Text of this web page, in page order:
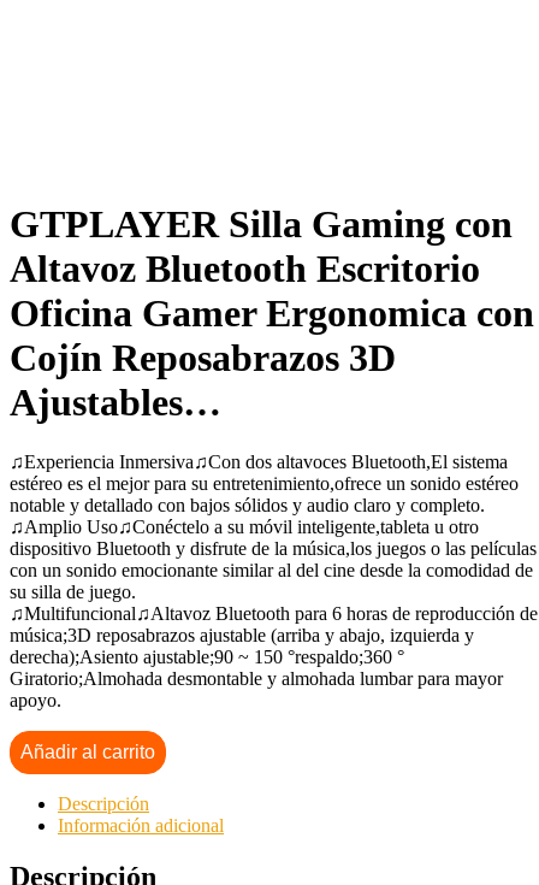
GTPLAYER Silla Gaming con
Altavoz Bluetooth Escritorio
Oficina Gamer Ergonomica con
Cojín Reposabrazos 3D
Ajustables…
♫Experiencia Inmersiva♫Con dos altavoces Bluetooth,El sistema
estéreo es el mejor para su entretenimiento,ofrece un sonido estéreo
notable y detallado con bajos sólidos y audio claro y completo.
♫Amplio Uso♫Conéctelo a su móvil inteligente,tableta u otro
dispositivo Bluetooth y disfrute de la música,los juegos o las películas
con un sonido emocionante similar al del cine desde la comodidad de
su silla de juego.
♫Multifuncional♫Altavoz Bluetooth para 6 horas de reproducción de
música;3D reposabrazos ajustable (arriba y abajo, izquierda y
derecha);Asiento ajustable;90 ~ 150 °respaldo;360 °
Giratorio;Almohada desmontable y almohada lumbar para mayor
apoyo.
Añadir al carrito
Descripción
Información adicional
Descripción